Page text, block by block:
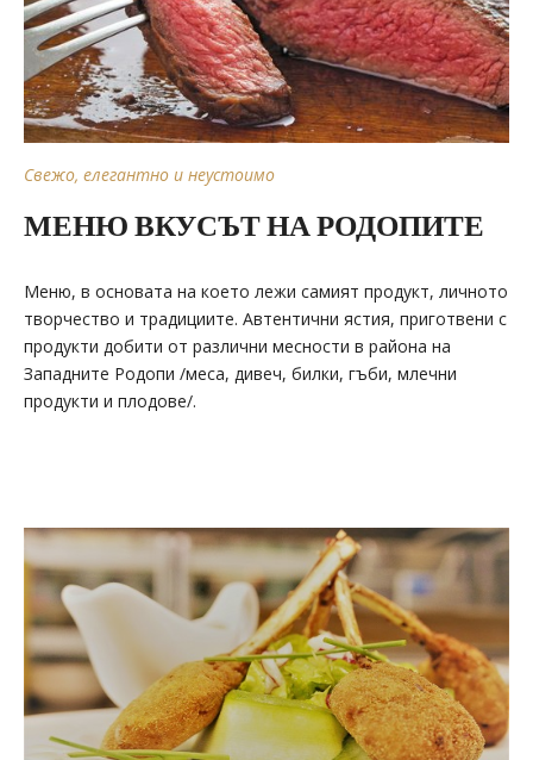
Свежо, елегантно и неустоимо
МЕНЮ ВКУСЪТ НА РОДОПИТЕ
Меню, в основата на коeто лежи самият продукт, личното
творчество и традициите. Автентични ястия, приготвени с
продукти добити от различни месности в района на
Западните Родопи /меса, дивеч, билки, гъби, млечни
продукти и плодове/.